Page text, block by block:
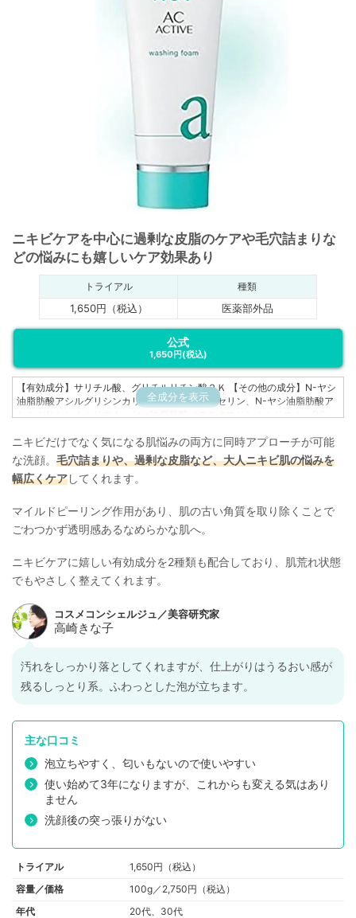
ニキビケアを中心に過剰な皮脂のケアや毛穴詰まりな
どの悩みにも嬉しいケア効果あり
トライアル 種類
1,650円（税込） 医薬部外品
公式
1,650円(税込)
全成分を表示
【有効成分】サリチル酸、グリチルリチン酸２Ｋ 【その他の成分】N-ヤシ
油脂肪酸アシルグリシンカリウム、水、濃グリセリン、N-ヤシ油脂肪酸ア
ンナトリウム液、アルキル(8~16)グルコシド、クエン酸、ジステアリン酸
エチレングリコール、グリコール酸、dl-α-トコフェロール 2-L-アスコルビ
ン酸リン酸ジエステルカリウム塩、ビタミンE、リボフラビン、ベヘニルア
ルコール、塩化ジメチルジアリルアンモニウム・アクリルアミド共重合
ニキビだけでなく気になる肌悩みの両方に同時アプローチが可能
な洗顔。 毛穴詰まりや、過剰な皮脂など、大人ニキビ肌の悩みを
幅広くケアしてくれます。
マイルドピーリング作用があり、肌の古い角質を取り除くことで
ごわつかず透明感あるなめらかな肌へ。
ニキビケアに嬉しい有効成分を2種類も配合しており、肌荒れ状態
でもやさしく整えてくれます。
汚れをしっかり落としてくれますが、仕上がりはうるおい感が
残るしっとり系。ふわっとした泡が立ちます。
主な口コミ
泡立ちやすく、匂いもないので使いやすい
使い始めて3年になりますが、これからも変える気はあり
ません
洗顔後の突っ張りがない
トライアル
1,650円（税込）
容量／価格
100g／2,750円（税込）
年代
20代、30代